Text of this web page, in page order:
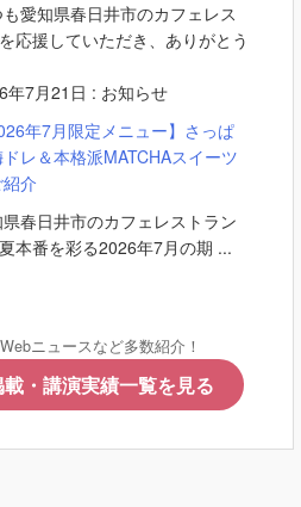
愛知県春日井市のカフェレス
応援していただき、ありがとう
年7月21日 : お知らせ
年7月限定メニュー】さっぱ
ドレ＆本格派MATCHAスイーツ
介
春日井市のカフェレストラン
本番を彩る2026年7月の期 ...
ニュースなど多数紹介！
・講演実績一覧を見る